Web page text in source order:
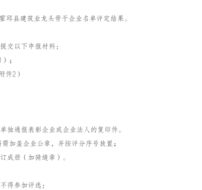
县建筑业龙头骨干企业名单评定结果。
交以下申报材料：
；
件2）
独通报表彰企业或企业法人的复印件。
加盖企业公章，并按评分序号放置；
成册（加骑缝章）。
得参加评选：